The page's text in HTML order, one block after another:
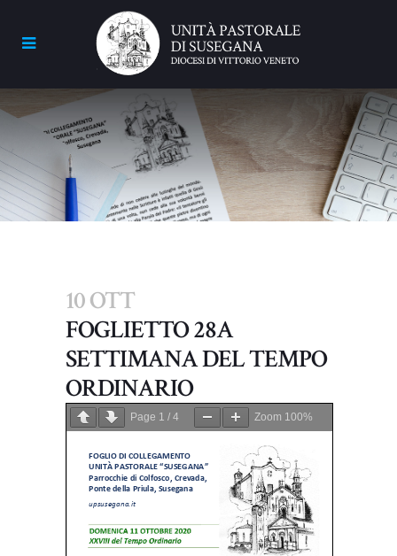
10 OTT
FOGLIETTO 28A
SETTIMANA DEL TEMPO
ORDINARIO
Page 1 / 4 Zoom 100%